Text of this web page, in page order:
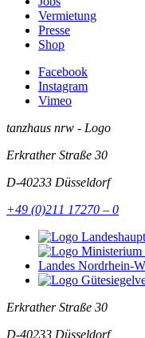
Vermietung
Presse
Shop
Facebook
Instagram
Vimeo
tanzhaus nrw - Logo
Erkrather Straße 30
D-40233 Düsseldorf
+49 (0)211 17270 – 0
Erkrather Straße 30
D-40233 Düsseldorf